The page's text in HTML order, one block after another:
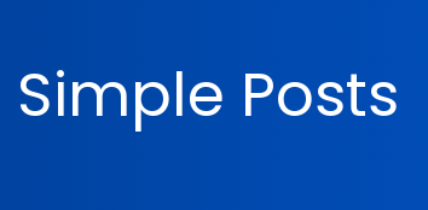
Simple Posts